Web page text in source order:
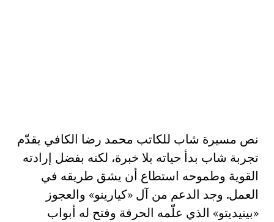
نص مسيرة شاب للكاتب محمد رضا الكافي يقدّم
تجربة شاب بدأ حياته بلا خبرة، لكنه بفضل إرادته
القوية وطموحه استطاع أن يشق طريقه في
العمل. وجد الدعم من آل «كيارينو» والعجوز
«بينيديتو» الذي علّمه الحرفة وفتح له أبواب